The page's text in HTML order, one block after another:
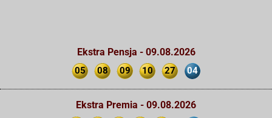
Ekstra Pensja - 09.08.2026
05 08 09 10 27 04
Ekstra Premia - 09.08.2026